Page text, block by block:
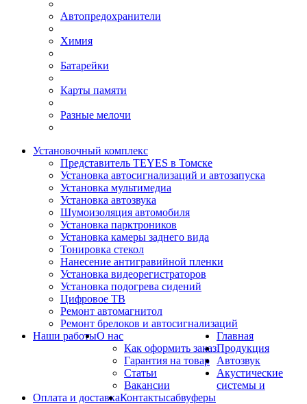
Автопредохранители
Химия
Батарейки
Карты памяти
Разные мелочи
Установочный комплекс
Представитель TEYES в Томске
Установка автосигнализаций и автозапуска
Установка мультимедиа
Установка автозвука
Шумоизоляция автомобиля
Установка парктроников
Установка камеры заднего вида
Тонировка стекол
Нанесение антигравийной пленки
Установка видеорегистраторов
Установка подогрева сидений
Цифровое ТВ
Ремонт автомагнитол
Ремонт брелоков и автосигнализаций
Наши работыО нас
Как оформить заказ
Гарантия на товар
Статьи
Вакансии
Оплата и доставкаКонтакты
Главная
Продукция
Автозвук
Акустические
системы и
сабвуферы